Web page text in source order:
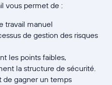
vous permet de :
travail manuel
de gestion des risques
les points faibles,
la structure de sécurité.
gagner un temps